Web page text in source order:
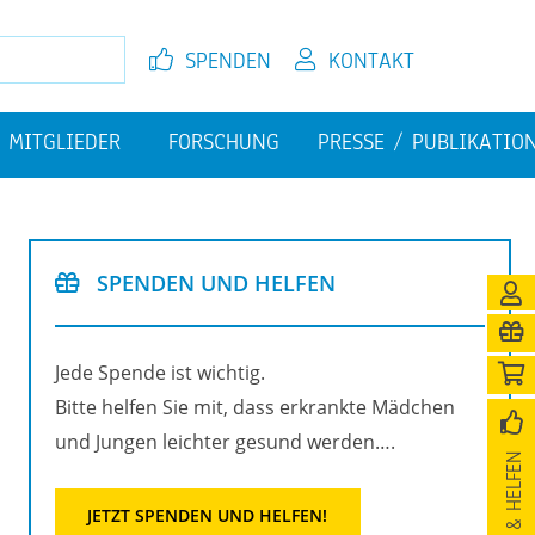
KON­TAKT
SPEN­DEN
MIT­GLIE­DER FOR­SCHUNG PRES­SE /
SPEN­DEN UND HEL­FEN
Jede Spen­de ist wich­tig.
Bitte hel­fen Sie mit, dass er­krank­te Mäd­chen
und Jun­gen leich­ter ge­sund wer­den….
JETZT SPEN­DEN UND HEL­FEN!